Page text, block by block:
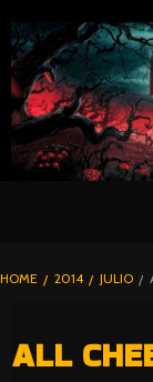
TO
CONTENT
HOME 2014 JULIO
ALL